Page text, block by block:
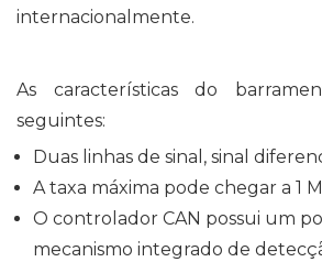
internacionalmente.
As características do
seguintes:
Duas linhas de sinal, sinal
A taxa máxima pode chegar a 1
O controlador CAN possui um
mecanismo integrado de